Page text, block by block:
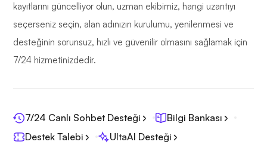
kayıtlarını güncelliyor olun, uzman ekibimiz, hangi uzantıyı
seçerseniz seçin, alan adınızın kurulumu, yenilenmesi ve
desteğinin sorunsuz, hızlı ve güvenilir olmasını sağlamak için
7/24 hizmetinizdedir.
7/24 Canlı Sohbet Desteği
Bilgi Bankası
Destek Talebi
UltaAI Desteği